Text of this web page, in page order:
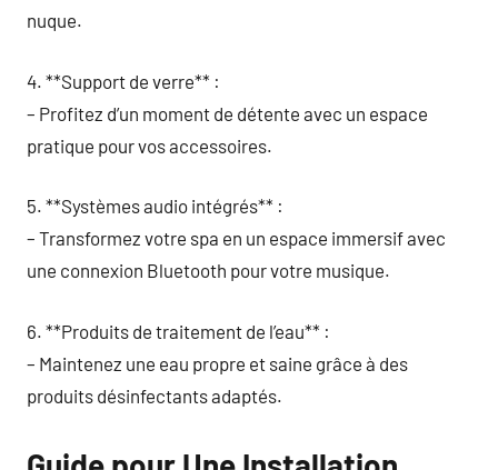
nuque.
4. **Support de verre** :
– Profitez d’un moment de détente avec un espace
pratique pour vos accessoires.
5. **Systèmes audio intégrés** :
– Transformez votre spa en un espace immersif avec
une connexion Bluetooth pour votre musique.
6. **Produits de traitement de l’eau** :
– Maintenez une eau propre et saine grâce à des
produits désinfectants adaptés.